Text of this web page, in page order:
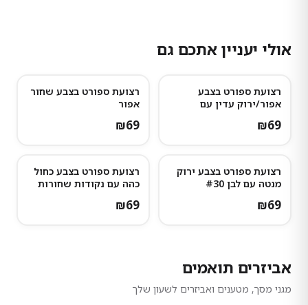
אולי יעניין אתכם גם
רצועת ספורט בצבע
אפור/ירוק עדין עם
₪69
רצועת ספורט בצבע שחור
אפור
₪69
רצועת ספורט בצבע ירוק
מנטה עם לבן #30
₪69
רצועת ספורט בצבע כחול
כהה עם נקודות שחורות
₪69
אביזרים תואמים
מגני מסך, מטענים ואביזרים לשעון שלך